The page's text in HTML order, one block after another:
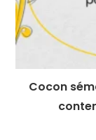
Cocon